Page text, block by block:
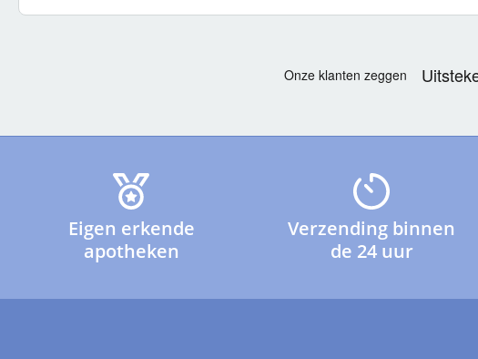
Eigen erkende
apotheken
Verzending binnen
de 24 uur